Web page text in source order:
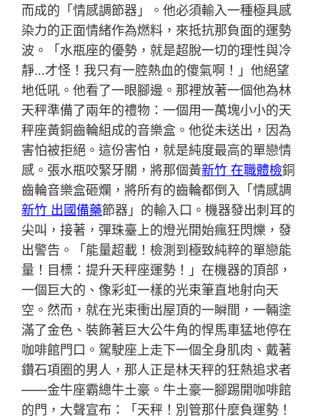
而成的「情感調節器」。他必須輸入一種極具感
染力的正面情緒作為燃料，來抵抗那負面的運勢
波。「水瓶座的優勢，就是超脫一切的理性與冷
靜…才怪！我只有一腔熱血的傻氣啊！」他絕望
地低吼。他看了一眼腳邊。那裡放著一個他為林
天秤準備了兩年的禮物：一個用一萬塊小小的天
秤座黃銅齒輪組成的音樂盒。他從未送出，因為
害怕被拒絕。這份害怕，就是純度最高的單戀情
感。張水瓶咬緊牙關，將那個黃新竹 在職體檢銅
齒輪音樂盒砸爛，將所有的齒輪都倒入「情感調
新竹 出國備藥節器」的輸入口。機器發出刺耳的
尖叫，接著，彈珠臺上的燈光開始瘋狂閃爍，發
出警告。「能量超載！檢測到極致純粹的單戀能
量！目標：提升天秤座運勢！」在機器的頂部，
一個巨大的、像彩虹一樣的光束筆直地射向天
空。然而，就在光束衝出屋頂的一瞬間，一輛塗
滿了金色、裝飾著巨大公牛角的悍馬車猛地停在
咖啡館門口。駕駛座上走下一個全身肌肉、戴著
鑽石項圈的男人，那人正是林天秤的狂熱追求者
——金牛座霸總牛土豪。牛土豪一腳踢開咖啡館
的門，大聲宣布：「天秤！別管那什麼負運勢！